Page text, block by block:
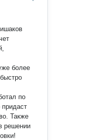
более
по
решении